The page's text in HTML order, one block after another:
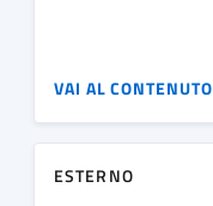
VAI AL CONTENUTO
ESTERNO